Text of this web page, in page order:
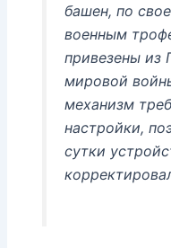
башен, по
военным
привезены из
мировой
механизм
настройки,
сутки